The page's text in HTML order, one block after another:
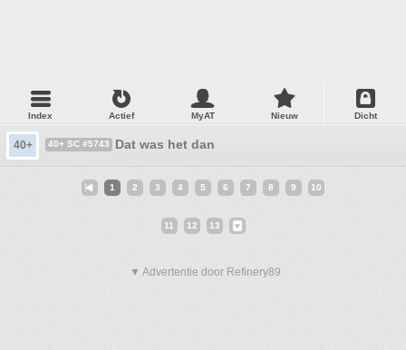
Index Actief MyAT Nieuw Dicht
40+ 40+ SC #5743 Dat was het dan
1 2 3 4 5 6 7 8 9 10
11 12 13
▼ Advertentie door Refinery89